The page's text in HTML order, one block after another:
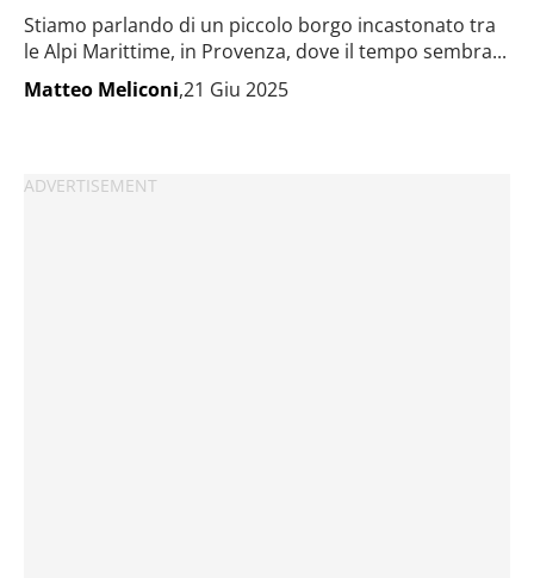
Stiamo parlando di un piccolo borgo incastonato tra
le Alpi Marittime, in Provenza, dove il tempo sembra...
Matteo Meliconi,21 Giu 2025